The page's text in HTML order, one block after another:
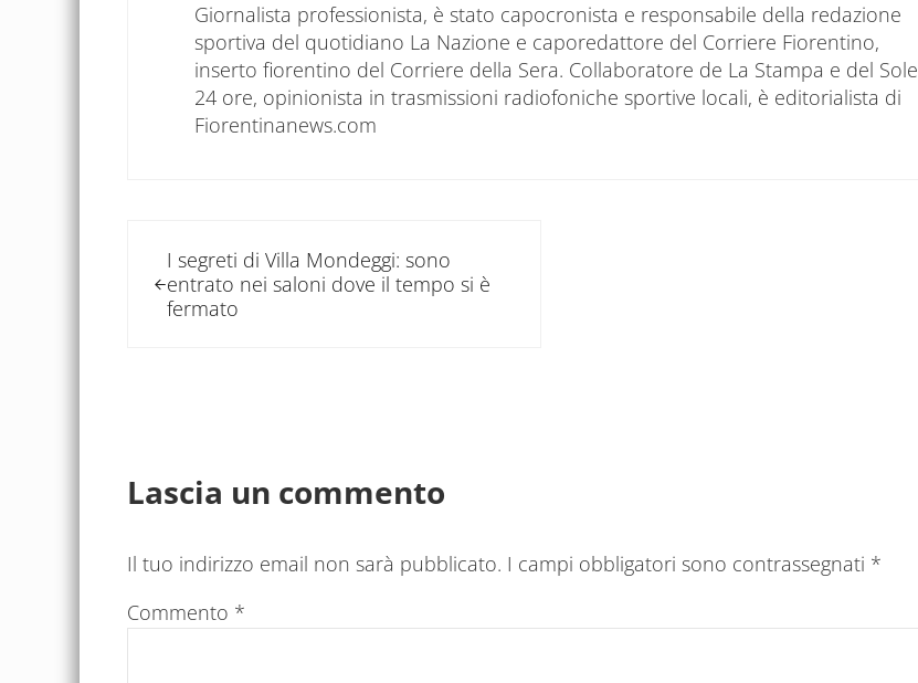
Giornalista professionista, è stato capocronista e responsabile della redazione
sportiva del quotidiano La Nazione e caporedattore del Corriere Fiorentino,
inserto fiorentino del Corriere della Sera. Collaboratore de La Stampa e del Sole
24 ore, opinionista in trasmissioni radiofoniche sportive locali, è editorialista di
Fiorentinanews.com
I segreti di Villa Mondeggi: sono
entrato nei saloni dove il tempo si è
fermato
Lascia un commento
Il tuo indirizzo email non sarà pubblicato. I campi obbligatori sono contrassegnati *
Commento *